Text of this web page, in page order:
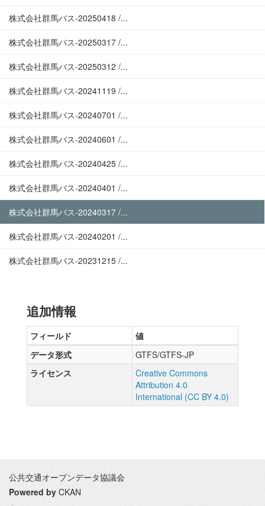
株式会社群馬バス-20250418 /...
株式会社群馬バス-20250317 /...
株式会社群馬バス-20250312 /...
株式会社群馬バス-20241119 /...
株式会社群馬バス-20240701 /...
株式会社群馬バス-20240601 /...
株式会社群馬バス-20240425 /...
株式会社群馬バス-20240401 /...
株式会社群馬バス-20240317 /...
株式会社群馬バス-20240201 /...
株式会社群馬バス-20231215 /...
追加情報
フィールド
値
データ形式
GTFS/GTFS-JP
ライセンス
Creative Commons
Attribution 4.0
International (CC BY 4.0)
公共交通オープンデータ協議会
Powered by CKAN